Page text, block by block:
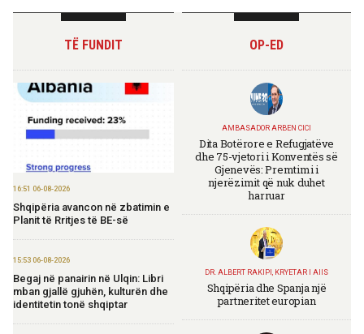
TË FUNDIT
16:51 06-08-2026
Shqipëria avancon në zbatimin e
Planit të Rritjes të BE-së
15:53 06-08-2026
Begaj në panairin në Ulqin: Libri
mban gjallë gjuhën, kulturën dhe
identitetin tonë shqiptar
OP-ED
AMBASADOR ARBEN CICI
Dita Botërore e Refugjatëve
dhe 75-vjetori i Konventës së
Gjenevës: Premtimi i
njerëzimit që nuk duhet
harruar
DR. ALBERT RAKIPI, KRYETAR I AIIS
Shqipëria dhe Spanja një
partneritet europian